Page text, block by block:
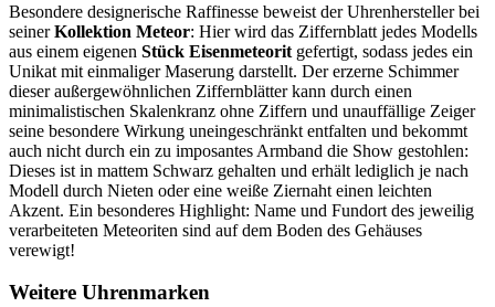
Besondere designerische Raffinesse beweist der Uhrenhersteller bei
seinerKollektion Meteor: Hier wird das Ziffernblatt jedes Modells
aus einem eigenen Stück Eisenmeteorit gefertigt, sodass jedes ein
Unikat mit einmaliger Maserung darstellt. Der erzerne Schimmer
dieser außergewöhnlichen Ziffernblätter kann durch einen
minimalistischen Skalenkranz ohne Ziffern und unauffällige Zeiger
seine besondere Wirkung uneingeschränkt entfalten und bekommt
auch nicht durch ein zu imposantes Armband die Show gestohlen:
Dieses ist in mattem Schwarz gehalten und erhält lediglich je nach
Modell durch Nieten oder eine weiße Ziernaht einen leichten
Akzent. Ein besonderes Highlight: Name und Fundort des jeweilig
verarbeiteten Meteoriten sind auf dem Boden des Gehäuses
verewigt!
Weitere Uhrenmarken